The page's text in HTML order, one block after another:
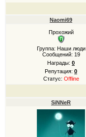
Naomi69
Прохожий
Группа: Наши люди
Сообщений: 19
Награды: 0
Репутация: 0
Статус: Offline
SiNNeR